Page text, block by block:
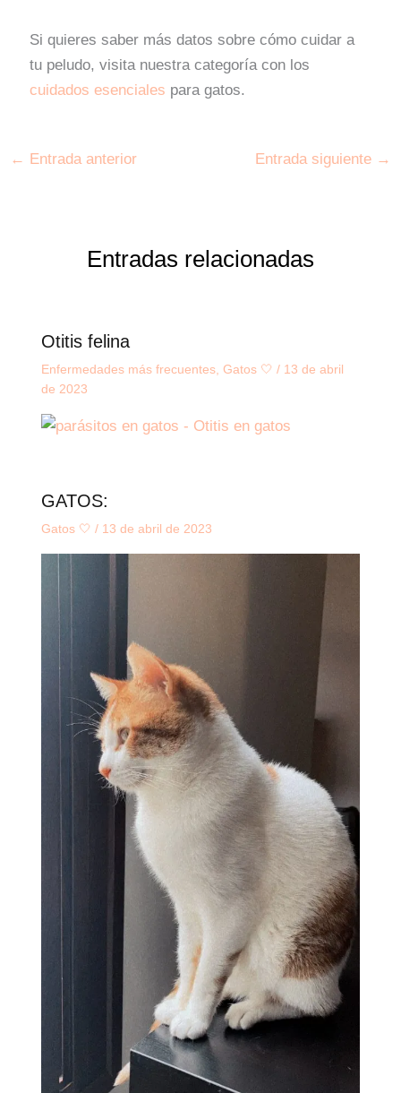
Si quieres saber más datos sobre cómo cuidar a
tu peludo, visita nuestra categoría con los
cuidados esenciales para gatos.
← Entrada anterior Entrada siguiente →
Entradas relacionadas
Otitis felina
Enfermedades más frecuentes, Gatos 🤍 / 13 de abril
de 2023
GATOS:
Gatos 🤍 / 13 de abril de 2023